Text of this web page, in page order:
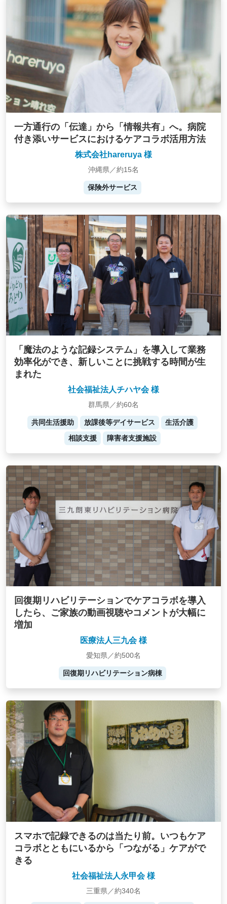
一方通行の「伝達」から「情報共有」へ。病院
付き添いサービスにおけるケアコラボ活用方法
株式会社hareruya 様
沖縄県／約15名
保険外サービス
「魔法のような記録システム」を導入して業務
効率化ができ、新しいことに挑戦する時間が生
まれた
社会福祉法人チハヤ会 様
群馬県／約60名
共同生活援助 放課後等デイサービス
生活介護
相談支援
障害者支援施設
回復期リハビリテーションでケアコラボを導入
したら、ご家族の動画視聴やコメントが大幅に
増加
医療法人三九会 様
愛知県／約500名
回復期リハビリテーション病棟
スマホで記録できるのは当たり前。いつもケア
コラボとともにいるから「つながる」ケアがで
きる
社会福祉法人永甲会 様
三重県／約340名